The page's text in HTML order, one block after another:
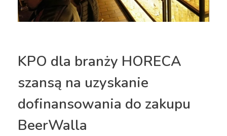
KPO dla branży HORECA
szansą na uzyskanie
dofinansowania do zakupu
BeerWalla